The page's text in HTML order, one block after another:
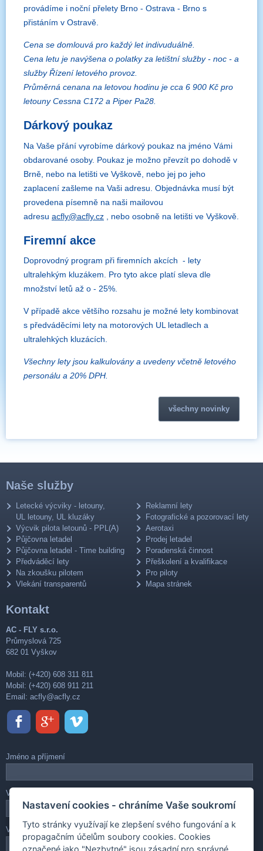
provádíme i noční přelety Brno - Ostrava - Brno s
přistáním v Ostravě.
Cena se domlouvá pro každý let indivuduálně.
Cena letu je navýšena o polatky za letištní služby - noc - a
služby Řízení letového provoz.
Průměrná cenana na letovou hodinu je cca 6 900 Kč pro
letouny Cessna C172 a Piper Pa28.
Dárkový poukaz
Na Vaše přání vyrobíme dárkový poukaz na jméno Vámi
obdarované osoby. Poukaz je možno převzít po dohodě v
Brně, nebo na letišti ve Vyškově, nebo jej po jeho
zaplacení zašleme na Vaši adresu. Objednávka musí být
provedena písemně na naši mailovou
adresu acfly@acfly.cz , nebo osobně na letišti ve Vyškově.
Firemní akce
Doprovodný program při firemních akcích - lety
ultralehkým kluzákem. Pro tyto akce platí sleva dle
množství letů až o - 25%.
V případě akce většího rozsahu je možné lety kombinovat
s předváděcími lety na motorových UL letadlech a
ultralehkých kluzácích.
Všechny lety jsou kalkulovány a uvedeny včetně letového
personálu a 20% DPH.
všechny novinky
Naše služby
Letecké výcviky - letouny,
UL letouny, UL kluzáky
Výcvik pilota letounů - PPL(A)
Půjčovna letadel
Půjčovna letadel - Time building
Předváděcí lety
Na zkoušku pilotem
Vlekání transparentů
Reklamní lety
Fotografické a pozorovací lety
Aerotaxi
Prodej letadel
Poradenská činnost
Přeškolení a kvalifikace
Pro piloty
Mapa stránek
Kontakt
AC - FLY s.r.o.
Průmyslová 725
682 01 Vyškov
Mobil: (+420) 608 311 811
Mobil: (+420) 608 911 211
Email: acfly@acfly.cz
Jméno a příjmení
Váš e-mail
Vaše zpráva
Nastavení cookies - chráníme Vaše soukromí
Tyto stránky využívají ke zlepšení svého fungování a k
propagačním účelům soubory cookies. Cookies
označené jako "Nezbytné" jsou zásadní pro správné